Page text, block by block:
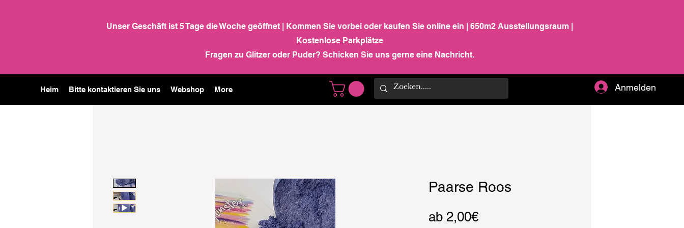
Heim Bitte kontaktieren Sie uns Webshop More Anmelden
Unser Geschäft ist 5 Tage die Woche geöffnet | Kommen Sie vorbei oder kaufen Sie online ein | 650m2 Ausstellungsraum |
Kostenlose Parkplätze
Fragen zu Glitzer oder Puder? Schicken Sie uns gerne eine Nachricht.
Paarse Roos
ab 2,00€Sale-